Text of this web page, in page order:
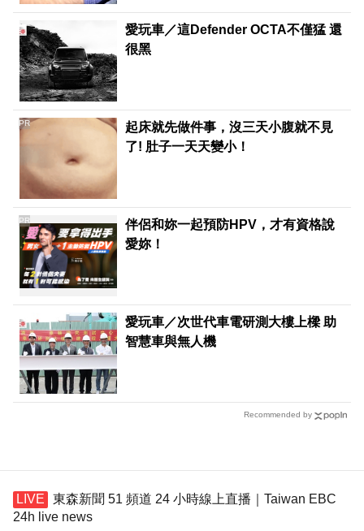
愛玩車／這Defender OCTA不僅猛 還
很黑
起床就先做件事，沒三天小腹就不見
了! 肚子一天天變小！
PR
伴侶和妳一起預防HPV，才有資格說
愛妳！
PR
愛玩車／次世代車電研測大樓上樑 助
智慧車與無人機
Recommended by
東森新聞 51 頻道 24 小時線上直播｜Taiwan EBC
24h live news